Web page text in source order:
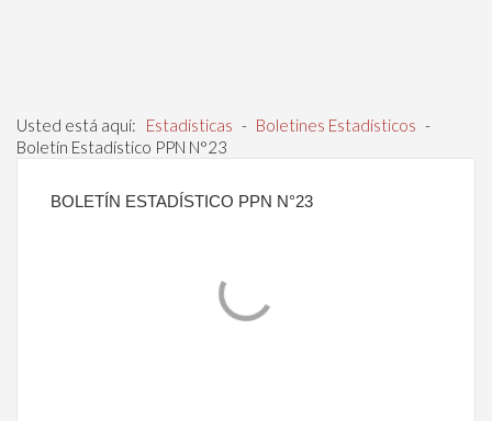
Usted está aquí: Estadísticas - Boletines Estadísticos -
Boletín Estadístico PPN N°23
BOLETÍN ESTADÍSTICO PPN N°23